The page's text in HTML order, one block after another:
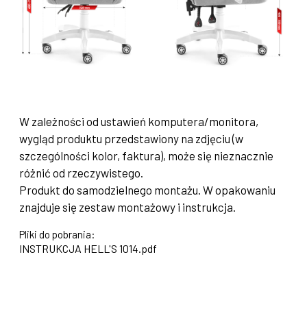
W zależności od ustawień komputera/monitora,
wygląd produktu przedstawiony na zdjęciu (w
szczególności kolor, faktura), może się nieznacznie
różnić od rzeczywistego.
Produkt do samodzielnego montażu. W opakowaniu
znajduje się zestaw montażowy i instrukcja.
Pliki do pobrania:
INSTRUKCJA HELL'S 1014.pdf